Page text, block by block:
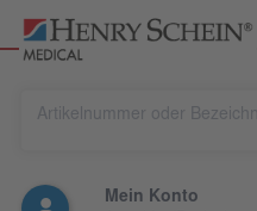
Mein Konto